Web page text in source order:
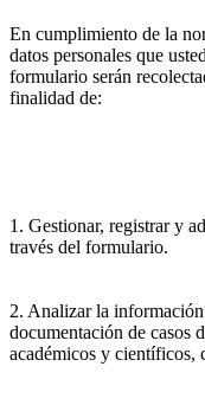
En cumplimiento de la
datos personales que
formulario serán
finalidad de:
1. Gestionar, registrar y
través del formulario.
2. Analizar la
documentación de casos
académicos y científicos,